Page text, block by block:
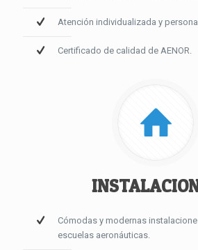
Atención individualizada y
Certificado de calidad de AENOR.
Cómodas y modernas
escuelas aeronáuticas.